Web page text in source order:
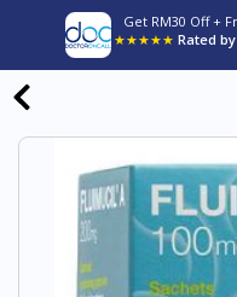
Get RM30 Off +
★★★★★ Rated